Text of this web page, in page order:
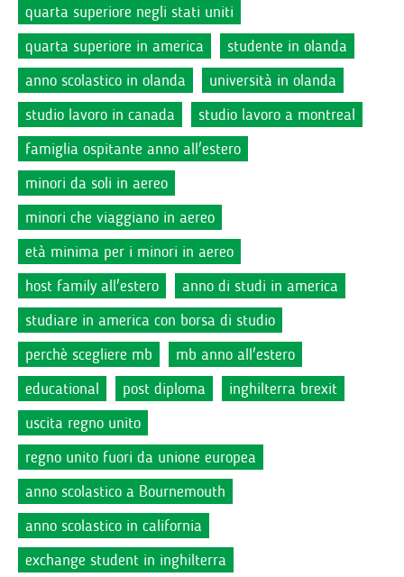
quarta superiore negli stati uniti
quarta superiore in america
studente in olanda
anno scolastico in olanda
università in olanda
studio lavoro in canada
studio lavoro a montreal
famiglia ospitante anno all'estero
minori da soli in aereo
minori che viaggiano in aereo
età minima per i minori in aereo
host family all'estero
anno di studi in america
studiare in america con borsa di studio
perchè scegliere mb
mb anno all'estero
educational
post diploma
inghilterra brexit
uscita regno unito
regno unito fuori da unione europea
anno scolastico a Bournemouth
anno scolastico in california
exchange student in inghilterra